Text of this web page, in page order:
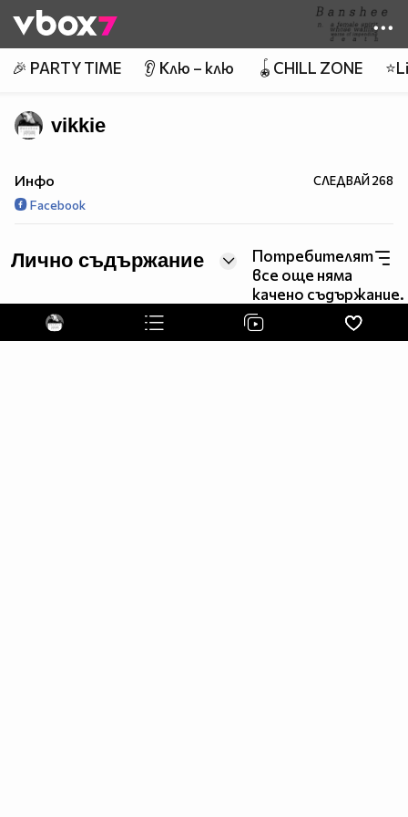
👾
🎉 PARTY TIME 👂 Клю – клю 🪀CHILL ZONE
vikkie
Инфо СЛЕДВАЙ268
Facebook
Лично съдържание
Потребителят
все още няма
качено съдържание.